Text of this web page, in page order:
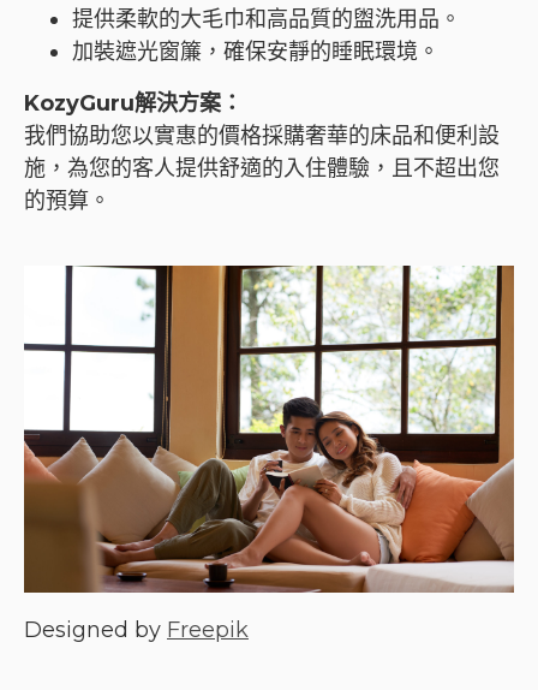
提供柔軟的大毛巾和高品質的盥洗用品。
加裝遮光窗簾，確保安靜的睡眠環境。
KozyGuru解決方案：
我們協助您以實惠的價格採購奢華的床品和便利設
施，為您的客人提供舒適的入住體驗，且不超出您
的預算。
Designed by Freepik